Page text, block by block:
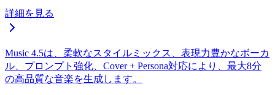
詳細を見る
Music 4.5は、柔軟なスタイルミックス、表現力豊かなボーカ
ル、プロンプト強化、Cover + Persona対応により、最大8分
の高品質な音楽を生成します。